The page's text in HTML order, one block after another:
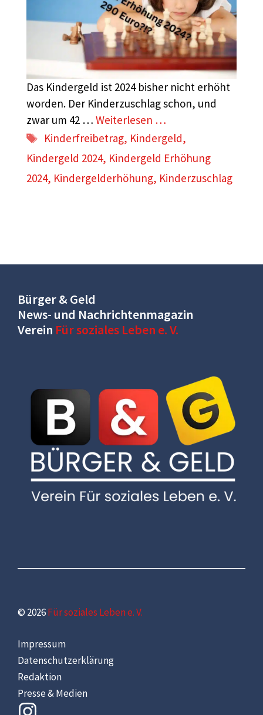
Das Kindergeld ist 2024 bisher nicht erhöht
worden. Der Kinderzuschlag schon, und
zwar um 42 … Weiterlesen …
Schlagwörter
Kinderfreibetrag, Kindergeld,
Kindergeld 2024, Kindergeld Erhöhung
2024, Kindergelderhöhung, Kinderzuschlag
Bürger & Geld
News- und Nachrichtenmagazin
Verein Für soziales Leben e. V.
© 2026Für soziales Leben e. V.
Impressum
Datenschutzerklärung
Redaktion
Presse & Medien